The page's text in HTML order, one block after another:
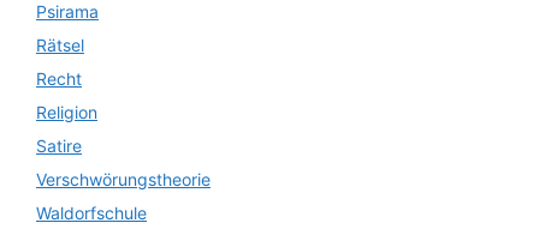
Psirama
Rätsel
Recht
Religion
Satire
Verschwörungstheorie
Waldorfschule